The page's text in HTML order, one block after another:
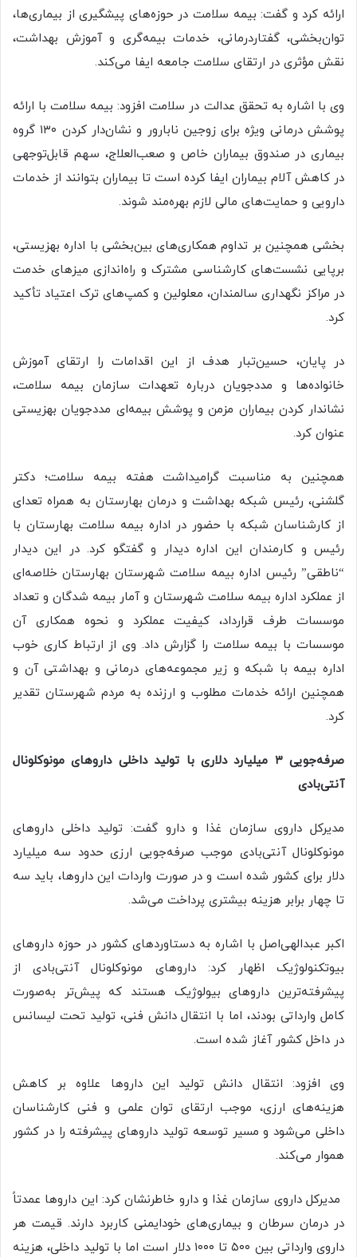
ارائه کرد و گفت: بیمه سلامت در حوزه‌های پیشگیری از بیماری‌ها،
توان‌بخشی، گفتاردرمانی، خدمات بیمه‌گری و آموزش بهداشت،
نقش مؤثری در ارتقای سلامت جامعه ایفا می‌کند.
وی با اشاره به تحقق عدالت در سلامت افزود: بیمه سلامت با ارائه
پوشش درمانی ویژه برای زوجین نابارور و نشان‌دار کردن ۱۳۰ گروه
بیماری در صندوق بیماران خاص و صعب‌العلاج، سهم قابل‌توجهی
در کاهش آلام بیماران ایفا کرده است تا بیماران بتوانند از خدمات
دارویی و حمایت‌های مالی لازم بهره‌مند شوند.
بخشی همچنین بر تداوم همکاری‌های بین‌بخشی با اداره بهزیستی،
برپایی نشست‌های کارشناسی مشترک و راه‌اندازی میزهای خدمت
در مراکز نگهداری سالمندان، معلولین و کمپ‌های ترک اعتیاد تأکید
کرد.
در پایان، حسین‌تبار هدف از این اقدامات را ارتقای آموزش
خانواده‌ها و مددجویان درباره تعهدات سازمان بیمه سلامت،
نشاندار کردن بیماران مزمن و پوشش بیمه‌ای مددجویان بهزیستی
عنوان کرد.
همچنین به مناسبت گرامیداشت هفته بیمه سلامت؛ دکتر
گلشنی، رئیس شبکه بهداشت و درمان بهارستان به همراه تعدای
از کارشناسان شبکه با حضور در اداره بیمه سلامت بهارستان با
رئیس و کارمندان این اداره دیدار و گفتگو کرد. در این دیدار
“ناطقی” رئیس اداره بیمه سلامت شهرستان بهارستان خلاصه‌ای
از عملکرد اداره بیمه سلامت شهرستان و آمار بیمه شدگان و تعداد
موسسات طرف قرارداد، کیفیت عملکرد و نحوه همکاری آن
موسسات با بیمه سلامت را گزارش داد. وی از ارتباط کاری خوب
اداره بیمه با شبکه و زیر مجموعه‌های درمانی و بهداشتی آن و
همچنین ارائه خدمات مطلوب و ارزنده به مردم شهرستان تقدیر
کرد.
صرفه‌جویی ۳ میلیارد دلاری با تولید داخلی داروهای مونوکلونال
آنتی‌بادی
مدیرکل داروی سازمان غذا و دارو گفت: تولید داخلی داروهای
مونوکلونال آنتی‌بادی موجب صرفه‌جویی ارزی حدود سه میلیارد
دلار برای کشور شده است و در صورت واردات این داروها، باید سه
تا چهار برابر هزینه بیشتری پرداخت می‌شد.
اکبر عبدالهی‌اصل با اشاره به دستاوردهای کشور در حوزه داروهای
بیوتکنولوژیک اظهار کرد: داروهای مونوکلونال آنتی‌بادی از
پیشرفته‌ترین داروهای بیولوژیک هستند که پیش‌تر به‌صورت
کامل وارداتی بودند، اما با انتقال دانش فنی، تولید تحت لیسانس
در داخل کشور آغاز شده است.
وی افزود: انتقال دانش تولید این داروها علاوه بر کاهش
هزینه‌های ارزی، موجب ارتقای توان علمی و فنی کارشناسان
داخلی می‌شود و مسیر توسعه تولید داروهای پیشرفته را در کشور
هموار می‌کند.
مدیرکل داروی سازمان غذا و دارو خاطرنشان کرد: این داروها عمدتاً
در درمان سرطان و بیماری‌های خودایمنی کاربرد دارند. قیمت هر
داروی وارداتی بین ۵۰۰ تا ۱۰۰۰ دلار است اما با تولید داخلی، هزینه